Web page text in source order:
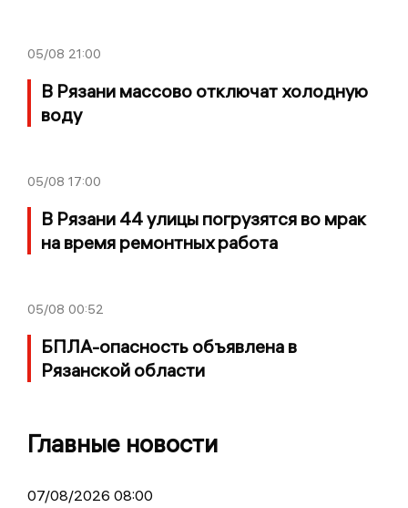
05/08 21:00
В Рязани массово отключат холодную
воду
05/08 17:00
В Рязани 44 улицы погрузятся во мрак
на время ремонтных работа
05/08 00:52
БПЛА-опасность объявлена в
Рязанской области
Главные новости
07/08/2026 08:00